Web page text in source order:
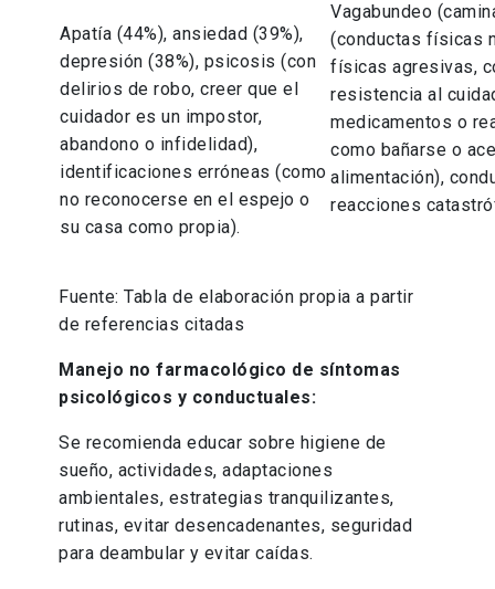
Apatía (44%), ansiedad (39%),
depresión (38%), psicosis (con
delirios de robo, creer que el
cuidador es un impostor,
abandono o infidelidad),
identificaciones erróneas (como
no reconocerse en el espejo o
su casa como propia).
Vagabundeo
(conductas físicas
físicas agresivas,
resistencia al
medicamentos o
como bañarse o
alimentación),
reacciones
Fuente: Tabla de elaboración propia a partir
de referencias citadas
Manejo no farmacológico de síntomas
psicológicos y conductuales:
Se recomienda educar sobre higiene de
sueño, actividades, adaptaciones
ambientales, estrategias tranquilizantes,
rutinas, evitar desencadenantes, seguridad
para deambular y evitar caídas.